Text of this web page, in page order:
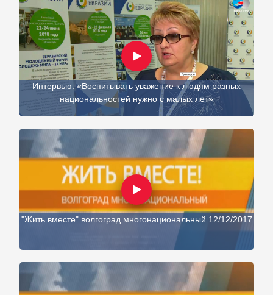
Интервью. «Воспитывать уважение к людям разных
национальностей нужно с малых лет»
"Жить вместе" волгоград многонациональный 12/12/2017